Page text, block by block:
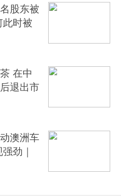
股东被
时被
在中
退出市
澳洲车
劲｜